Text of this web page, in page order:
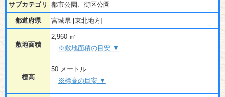
サブカテゴリ 都市公園、街区公園
都道府県 宮城県 [東北地方]
敷地面積
2,960 ㎡
※敷地面積の目安 ▼
標高
50 メートル
※標高の目安 ▼